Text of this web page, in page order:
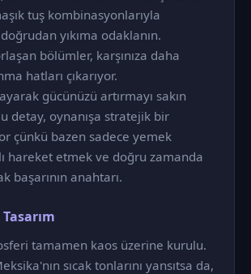
tuş kombinasyonlarıyla
yıkıma odaklanın.
bölümler, karşınıza daha
hatları çıkarıyor.
gücünüzü artırmayı sakın
detay, oynanışa stratejik bir
çünkü bazen sadece yemek
hareket etmek ve doğru zamanda
başarının anahtarı.
tamamen kaos üzerine kurulu.
sıcak tonlarını yansıtsa da,